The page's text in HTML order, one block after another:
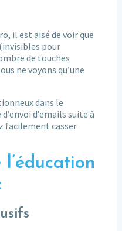
il est aisé de voir que
pour
de touches
ne voyons qu’une
dans le
d’emails suite à
facilement casser